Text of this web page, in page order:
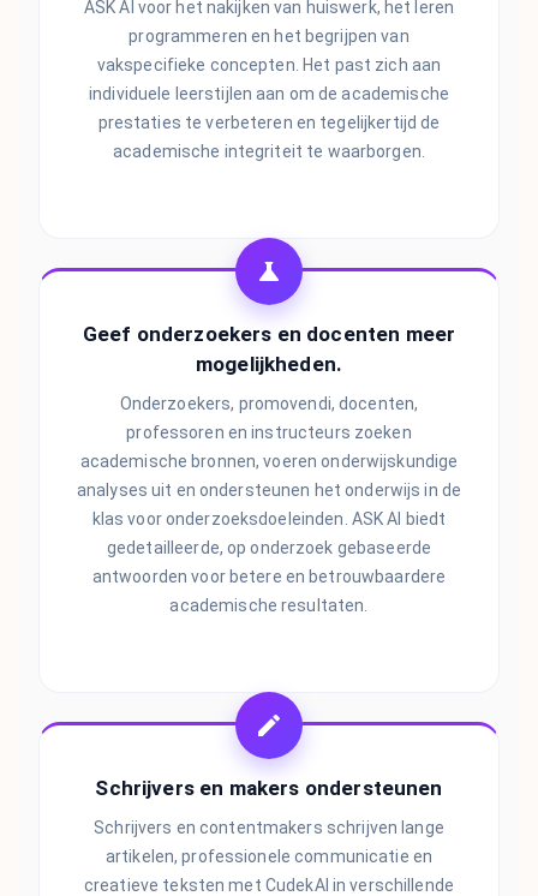
ASK AI voor het nakijken van huiswerk, het leren
programmeren en het begrijpen van
vakspecifieke concepten. Het past zich aan
individuele leerstijlen aan om de academische
prestaties te verbeteren en tegelijkertijd de
academische integriteit te waarborgen.
Geef onderzoekers en docenten meer
mogelijkheden.
Onderzoekers, promovendi, docenten,
professoren en instructeurs zoeken
academische bronnen, voeren onderwijskundige
analyses uit en ondersteunen het onderwijs in de
klas voor onderzoeksdoeleinden. ASK AI biedt
gedetailleerde, op onderzoek gebaseerde
antwoorden voor betere en betrouwbaardere
academische resultaten.
Schrijvers en makers ondersteunen
Schrijvers en contentmakers schrijven lange
artikelen, professionele communicatie en
creatieve teksten met CudekAI in verschillende